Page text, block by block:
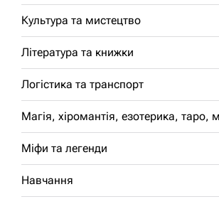
Культура та мистецтво
Література та книжки
Логістика та транспорт
Магія, хіромантія, езотерика, таро,
Міфи та легенди
Навчання